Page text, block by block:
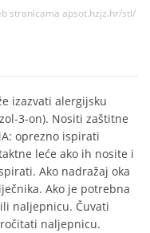
stranicama apsot.hzjz.hr/stl/
izazvati alergijsku
3-on). Nositi zaštitne
oprezno ispirati
leće ako ih nosite i
Ako nadražaj oka
Ako je potrebna
naljepnicu. Čuvati
naljepnicu.